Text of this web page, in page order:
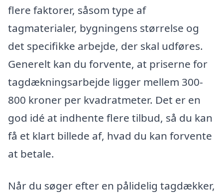
flere faktorer, såsom type af
tagmaterialer, bygningens størrelse og
det specifikke arbejde, der skal udføres.
Generelt kan du forvente, at priserne for
tagdækningsarbejde ligger mellem 300-
800 kroner per kvadratmeter. Det er en
god idé at indhente flere tilbud, så du kan
få et klart billede af, hvad du kan forvente
at betale.
Når du søger efter en pålidelig tagdækker,